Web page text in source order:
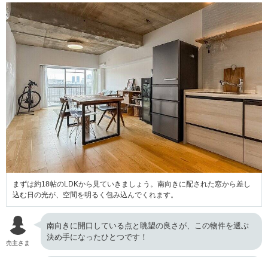
まずは約18帖のLDKから見ていきましょう。南向きに配された窓から差し
込む日の光が、空間を明るく包み込んでくれます。
売主さま
南向きに開口している点と眺望の良さが、この物件を選ぶ
決め手になったひとつです！